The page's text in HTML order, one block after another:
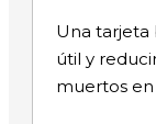
Una tarjeta
útil y
muertos